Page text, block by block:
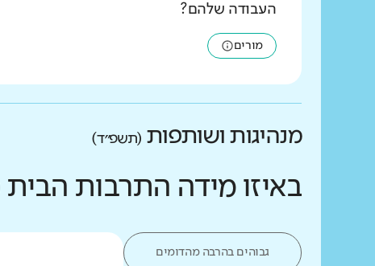
העבודה שלהם?
מורים
מנהיגות ושותפות (תשפ״ד)
באיזו מידה התרבות
גבוהים בהרבה מהדומים